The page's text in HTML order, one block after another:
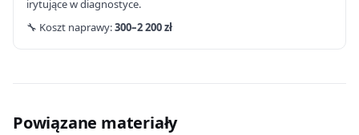
irytujące w diagnostyce.
🔧 Koszt naprawy:300–2 200 zł
Powiązane materiały